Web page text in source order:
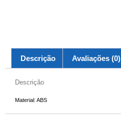
Descrição Avaliações (0)
Descrição
Material: ABS